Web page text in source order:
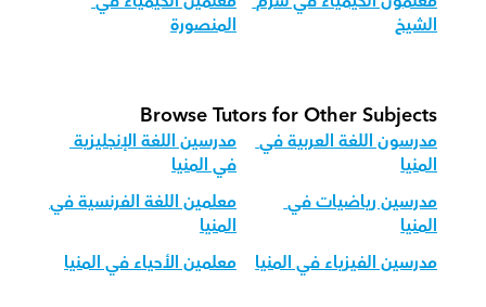
الشيخ المنصورة
Browse Tutors for Other Subjects
مدرسون اللغة العربية في
المنيا
مدرسين اللغة الإنجليزية
في المنيا
مدرسين رياضيات في
المنيا
معلمين اللغة الفرنسية في
المنيا
مدرسين الفيزياء في المنيا
معلمين الأحياء في المنيا